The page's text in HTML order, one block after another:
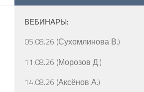
ВЕБИНАРЫ:
05.08.26 (Сухомлинова В.)
11.08.26 (Морозов Д.)
14.08.26 (Аксёнов А.)